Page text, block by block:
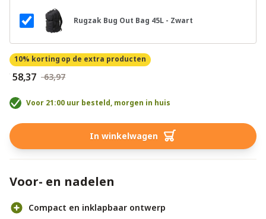
Rugzak Bug Out Bag 45L - Zwart
10% korting op de extra producten
€ 58,37 € 63,97
Voor 21:00 uur besteld, morgen in huis
In winkelwagen
Voor- en nadelen
Compact en inklapbaar ontwerp